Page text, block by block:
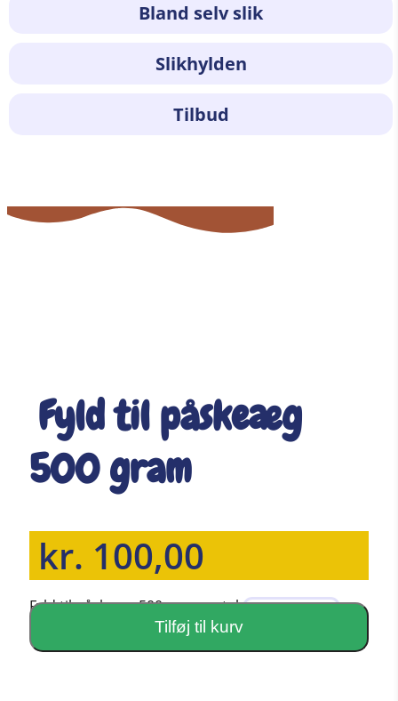
Bland selv slik
Slikhylden
Tilbud
Fyld til påskeæg
500 gram
kr. 100,00
Fyld til påskeæg 500 gram antal
Tilføj til kurv